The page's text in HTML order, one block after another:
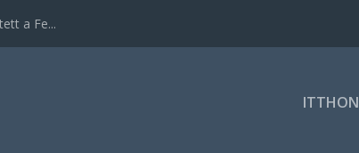
a Fe...
ITTHON